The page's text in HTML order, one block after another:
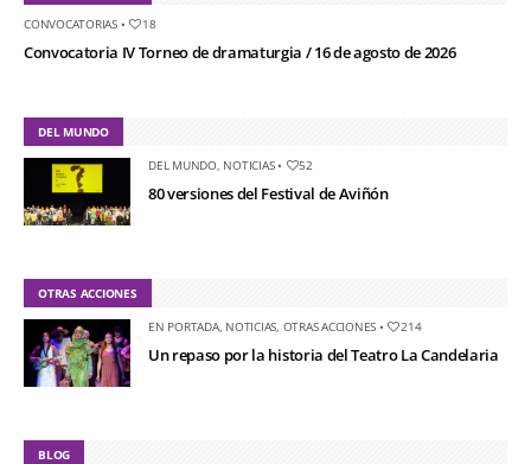
CONVOCATORIAS• 18
Convocatoria IV Torneo de dramaturgia / 16 de agosto de 2026
DEL MUNDO
DEL MUNDO, NOTICIAS• 52
80 versiones del Festival de Aviñón
OTRAS ACCIONES
EN PORTADA, NOTICIAS OTRAS ACCIONES • 214
Un repaso por la historia del Teatro La Candelaria
BLOG